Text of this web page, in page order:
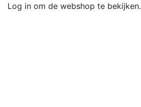
Log in om de webshop te bekijken.